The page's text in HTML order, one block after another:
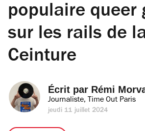
populaire queer
sur les rails de
Ceinture
Écrit par Rémi
Journaliste, Time Out Paris
jeudi 11 juillet 2024